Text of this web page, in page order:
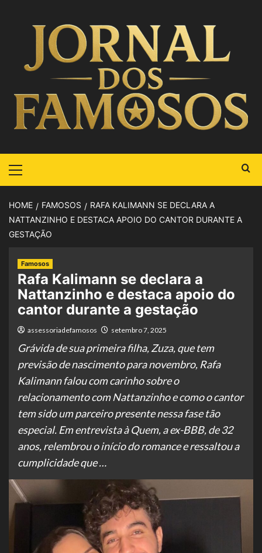
HOME FAMOSOS
RAFA KALIMANN SE DECLARA A
NATTANZINHO E DESTACA APOIO DO CANTOR DURANTE A
GESTAÇÃO
Famosos
Rafa Kalimann se declara a
Nattanzinho e destaca apoio do
cantor durante a gestação
assessoriadefamosos setembro 7, 2025
Grávida de sua primeira filha, Zuza, que tem
previsão de nascimento para novembro, Rafa
Kalimann falou com carinho sobre o
relacionamento com Nattanzinho e como o cantor
tem sido um parceiro presente nessa fase tão
especial. Em entrevista à Quem, a ex-BBB, de 32
anos, relembrou o início do romance e ressaltou a
cumplicidade que …